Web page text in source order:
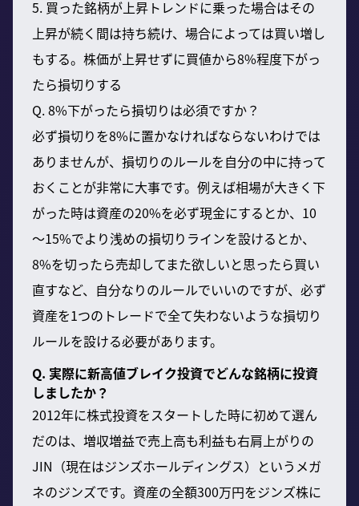
5. 買った銘柄が上昇トレンドに乗った場合はその
上昇が続く間は持ち続け、場合によっては買い増し
もする。株価が上昇せずに買値から8%程度下がっ
たら損切りする
Q. 8%下がったら損切りは必須ですか？
必ず損切りを8%に置かなければならないわけでは
ありませんが、損切りのルールを自分の中に持って
おくことが非常に大事です。例えば相場が大きく下
がった時は資産の20%を必ず現金にするとか、10
～15%でより浅めの損切りラインを設けるとか、
8%を切ったら売却してまた欲しいと思ったら買い
直すなど、自分なりのルールでいいのですが、必ず
資産を1つのトレードで全て失わないような損切り
ルールを設ける必要があります。
Q. 実際に新高値ブレイク投資でどんな銘柄に投資
しましたか？
2012年に株式投資をスタートした時に初めて選ん
だのは、増収増益で売上高も利益も右肩上がりの
JIN（現在はジンズホールディングス）というメガ
ネのジンズです。資産の全額300万円をジンズ株に